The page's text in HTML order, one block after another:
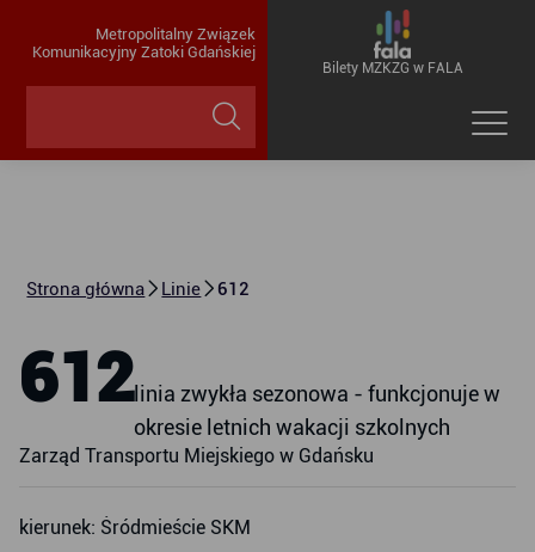
Metropolitalny Związek
Komunikacyjny Zatoki Gdańskiej
Bilety MZKZG w FALA
Strona główna Linie 612
612linia zwykła sezonowa - funkcjonuje w
okresie letnich wakacji szkolnych
Zarząd Transportu Miejskiego w Gdańsku
kierunek: Śródmieście SKM